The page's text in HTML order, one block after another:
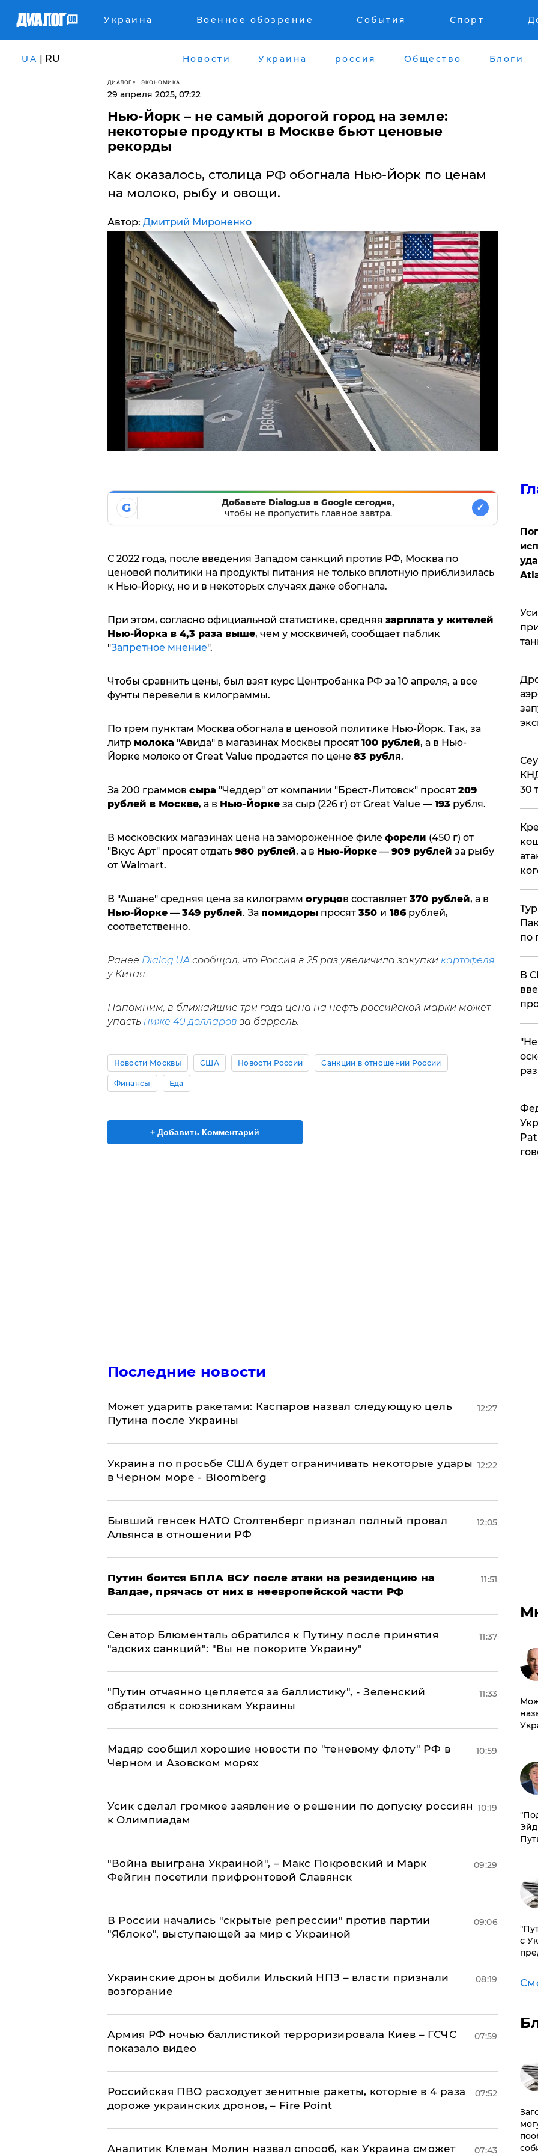
Украина Военное обозрение События Спорт
UA | RU Новости Украина россия Общество Блоги
ДИАЛОГ ЭКОНОМИКА
29 апреля 2025, 07:22
​Нью-Йорк – не самый дорогой город на земле:
некоторые продукты в Москве бьют ценовые
рекорды
Как оказалось, столица РФ обогнала Нью-Йорк по ценам
на молоко, рыбу и овощи.
Автор: Дмитрий Мироненко
G
Добавьте Dialog.ua в Google сегодня,
чтобы не пропустить главное завтра.
✓
С 2022 года, после введения Западом санкций против РФ, Москва по
ценовой политики на продукты питания не только вплотную приблизилась
к Нью-Йорку, но и в некоторых случаях даже обогнала.
При этом, согласно официальной статистике, средняя зарплата у жителей
Нью-Йорка в 4,3 раза выше, чем у москвичей, сообщает паблик
"Запретное мнение".
Чтобы сравнить цены, был взят курс Центробанка РФ за 10 апреля, а все
фунты перевели в килограммы.
По трем пунктам Москва обогнала в ценовой политике Нью-Йорк. Так, за
литр молока "Авида" в магазинах Москвы просят 100 рублей, а в Нью-
Йорке молоко от Great Value продается по цене 83 рубля.
За 200 граммов сыра "Чеддер" от компании "Брест-Литовск" просят 209
рублей в Москве, а в Нью-Йоркеза сыр (226 г) от Great Value — 193рубля.
В московских магазинах цена на замороженное филе форели (450 г) от
"Вкус Арт" просят отдать 980 рублей, а в Нью-Йорке— 909 рублей за рыбу
от Walmart.
В "Ашане" средняя цена за килограмм огурцов составляет 370 рублей, а в
Нью-Йорке— 349 рублей. За помидорыпросят 350 и 186рублей,
соответственно.
Ранее Dialog.UA сообщал, что Россия в 25 раз увеличила закупки картофеля
у Китая.
Напомним, в ближайшие три года цена на нефть российской марки может
упасть ниже 40 долларов за баррель.
Новости Москвы США Новости России Санкции в отношении России
Финансы Еда
+ Добавить Комментарий
Последние новости
Может ударить ракетами: Каспаров назвал следующую цель
Путина после Украины
12:27
Украина по просьбе США будет ограничивать некоторые удары
в Черном море - Bloomberg
12:22
Бывший генсек НАТО Столтенберг признал полный провал
Альянса в отношении РФ
12:05
Путин боится БПЛА ВСУ после атаки на резиденцию на
Валдае, прячась от них в неевропейской части РФ
11:51
Сенатор Блюменталь обратился к Путину после принятия
"адских санкций": "Вы не покорите Украину"
11:37
"Путин отчаянно цепляется за баллистику", - Зеленский
обратился к союзникам Украины
11:33
Мадяр сообщил хорошие новости по "теневому флоту" РФ в
Черном и Азовском морях
10:59
Усик сделал громкое заявление о решении по допуску россиян
к Олимпиадам
10:19
"Война выиграна Украиной", – Макс Покровский и Марк
Фейгин посетили прифронтовой Славянск
09:29
В России начались "скрытые репрессии" против партии
"Яблоко", выступающей за мир с Украиной
09:06
Украинские дроны добили Ильский НПЗ – власти признали
возгорание
08:19
Армия РФ ночью баллистикой терроризировала Киев – ГСЧС
показало видео
07:59
Российская ПВО расходует зенитные ракеты, которые в 4 раза
дороже украинских дронов, – Fire Point
07:52
Аналитик Клеман Молин назвал способ, как Украина сможет 07:43
30
по
В
с